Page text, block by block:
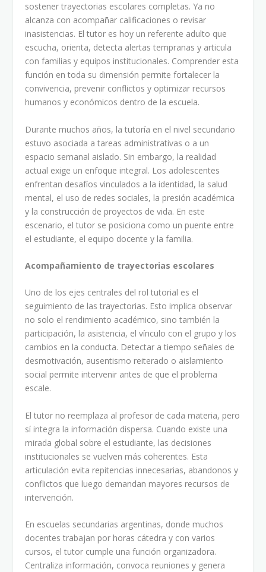
sostener trayectorias escolares completas. Ya no
alcanza con acompañar calificaciones o revisar
inasistencias. El tutor es hoy un referente adulto que
escucha, orienta, detecta alertas tempranas y articula
con familias y equipos institucionales. Comprender esta
función en toda su dimensión permite fortalecer la
convivencia, prevenir conflictos y optimizar recursos
humanos y económicos dentro de la escuela.
Durante muchos años, la tutoría en el nivel secundario
estuvo asociada a tareas administrativas o a un
espacio semanal aislado. Sin embargo, la realidad
actual exige un enfoque integral. Los adolescentes
enfrentan desafíos vinculados a la identidad, la salud
mental, el uso de redes sociales, la presión académica
y la construcción de proyectos de vida. En este
escenario, el tutor se posiciona como un puente entre
el estudiante, el equipo docente y la familia.
Acompañamiento de trayectorias escolares
Uno de los ejes centrales del rol tutorial es el
seguimiento de las trayectorias. Esto implica observar
no solo el rendimiento académico, sino también la
participación, la asistencia, el vínculo con el grupo y los
cambios en la conducta. Detectar a tiempo señales de
desmotivación, ausentismo reiterado o aislamiento
social permite intervenir antes de que el problema
escale.
El tutor no reemplaza al profesor de cada materia, pero
sí integra la información dispersa. Cuando existe una
mirada global sobre el estudiante, las decisiones
institucionales se vuelven más coherentes. Esta
articulación evita repitencias innecesarias, abandonos y
conflictos que luego demandan mayores recursos de
intervención.
En escuelas secundarias argentinas, donde muchos
docentes trabajan por horas cátedra y con varios
cursos, el tutor cumple una función organizadora.
Centraliza información, convoca reuniones y genera